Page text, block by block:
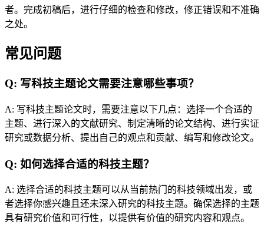
者。完成初稿后，进行仔细的检查和修改，修正错误和不准确
之处。
常见问题
Q: 写科技主题论文需要注意哪些事项？
A: 写科技主题论文时，需要注意以下几点：选择一个合适的
主题、进行深入的文献研究、制定清晰的论文结构、进行实证
研究或数据分析、提出自己的观点和贡献、编写和修改论文。
Q: 如何选择合适的科技主题？
A: 选择合适的科技主题可以从当前热门的科技领域出发，或
者选择你感兴趣且还未深入研究的科技主题。确保选择的主题
具有研究价值和可行性，以提供有价值的研究内容和观点。